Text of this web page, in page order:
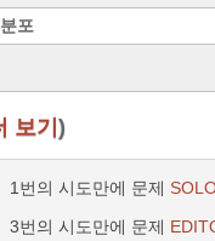
포
보기)
1번의 시도만에 문제
3번의 시도만에 문제